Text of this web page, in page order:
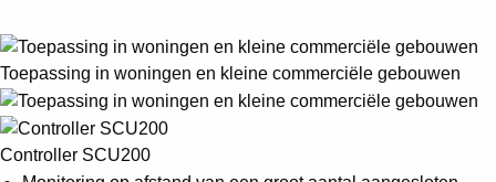
Toepassing in woningen en kleine commerciële gebouwen
Controller SCU200